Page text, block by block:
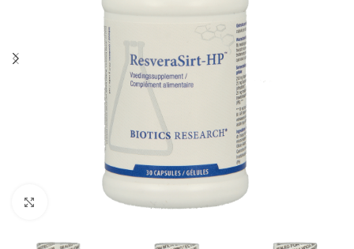
Klik om te vergroten